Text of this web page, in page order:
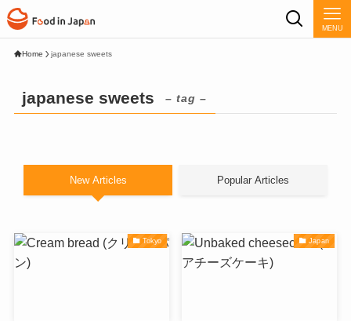
MENU
Home japanese sweets
japanese sweets – tag –
New Articles Popular Articles
Tokyo Japan